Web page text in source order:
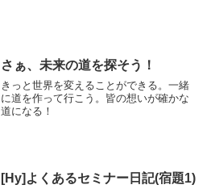
さぁ、未来の道を探そう！
きっと世界を変えることができる。一緒
に道を作って行こう。皆の想いが確かな
道になる！
[Hy]よくあるセミナー日記(宿題1)